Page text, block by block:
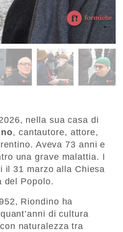
nella sua casa di
, cantautore, attore,
Aveva 73 anni e
una grave malattia. I
il 31 marzo alla Chiesa
del Popolo.
Riondino ha
di cultura
naturalezza tra